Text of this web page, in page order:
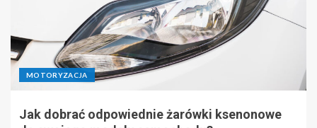
MOTORYZACJA
Jak dobrać odpowiednie żarówki ksenonowe